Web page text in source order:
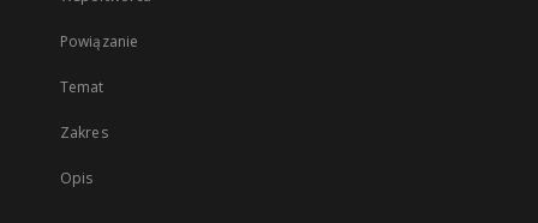
Powiązanie
Temat
Zakres
Opis